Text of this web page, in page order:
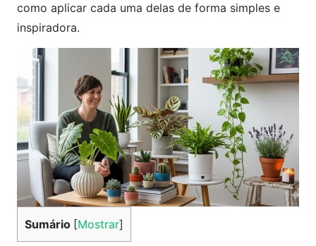
como aplicar cada uma delas de forma simples e
inspiradora.
Sumário [Mostrar]